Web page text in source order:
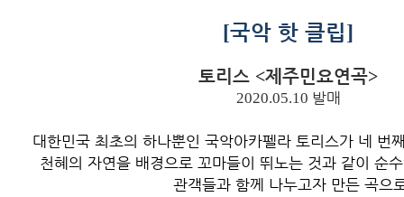
[국악 핫 클립]
토리스 <제주민요연곡>
2020.05.10 발매
대한민국 최초의 하나뿐인 국악아카펠라 토리스가 네 번
천혜의 자연을 배경으로 꼬마들이 뛰노는 것과 같이 순
관객들과 함께 나누고자 만든 곡으